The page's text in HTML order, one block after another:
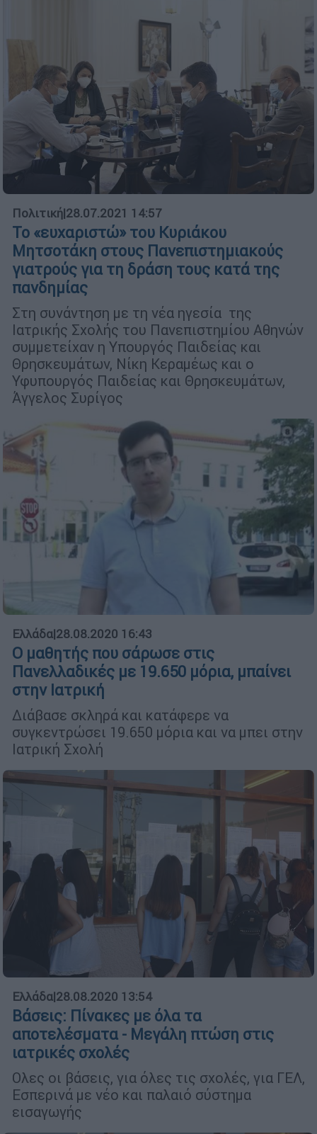
Πολιτική|28.07.2021 14:57
Το «ευχαριστώ» του Κυριάκου
Μητσοτάκη στους Πανεπιστημιακούς
γιατρούς για τη δράση τους κατά της
πανδημίας
Στη συνάντηση με τη νέα ηγεσία της
Ιατρικής Σχολής του Πανεπιστημίου Αθηνών
συμμετείχαν η Υπουργός Παιδείας και
Θρησκευμάτων, Νίκη Κεραμέως και ο
Υφυπουργός Παιδείας και Θρησκευμάτων,
Άγγελος Συρίγος
Ελλάδα|28.08.2020 16:43
Ο μαθητής που σάρωσε στις
Πανελλαδικές με 19.650 μόρια, μπαίνει
στην Ιατρική
Διάβασε σκληρά και κατάφερε να
συγκεντρώσει 19.650 μόρια και να μπει στην
Ιατρική Σχολή
Ελλάδα|28.08.2020 13:54
Βάσεις: Πίνακες με όλα τα
αποτελέσματα - Μεγάλη πτώση στις
ιατρικές σχολές
Ολες οι βάσεις, για όλες τις σχολές, για ΓΕΛ,
Εσπερινά με νέο και παλαιό σύστημα
εισαγωγής